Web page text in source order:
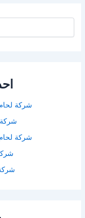
شركة
شركة